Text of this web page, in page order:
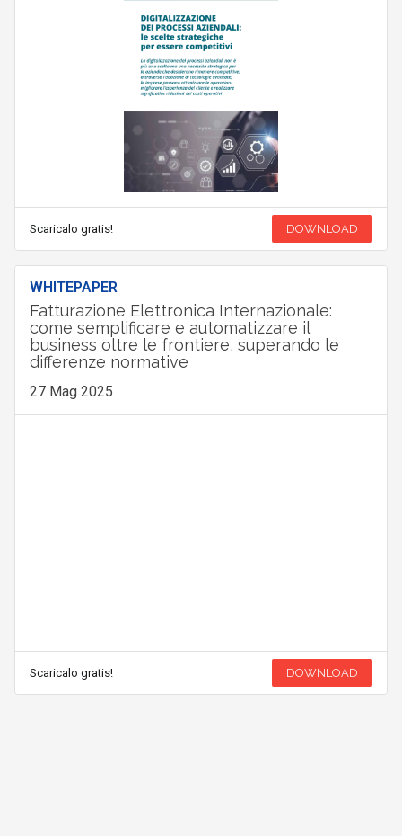
Scaricalo gratis! DOWNLOAD
WHITEPAPER
Fatturazione Elettronica Internazionale:
come semplificare e automatizzare il
business oltre le frontiere, superando le
differenze normative
27 Mag 2025
Scaricalo gratis! DOWNLOAD